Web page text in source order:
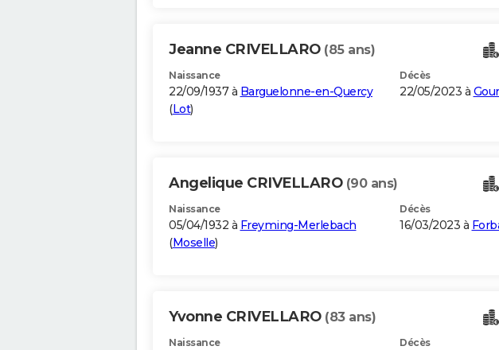
Jeanne CRIVELLARO (85 ans)
Naissance
22/09/1937 à Barguelonne-en-Quercy
(Lot)
Décès
22/05/2023 à
Angelique CRIVELLARO (90 ans)
Naissance
05/04/1932 à Freyming-Merlebach
(Moselle)
Décès
16/03/2023 à
Yvonne CRIVELLARO (83 ans)
Naissance Décès